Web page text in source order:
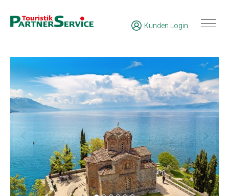
Kunden Login